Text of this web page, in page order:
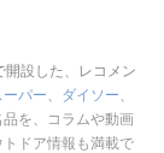
設した、レコメン
パー、 ダイソー、
を、コラムや動画
ドア情報も満載で